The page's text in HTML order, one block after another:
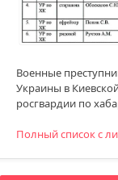
Военные
Украины в
росгвардии по
Полный список с